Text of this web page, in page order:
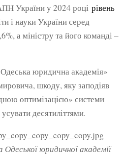
України у 2024 році рівень
і науки України серед
а міністру та його команді –
юридична академія»
шкоду, яку заподіяв
оптимізацією» системи
десятиліттями.
юридичної академії